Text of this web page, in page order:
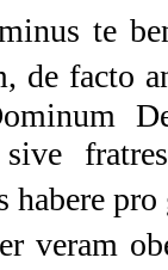
te
facto
sive
habere
veram